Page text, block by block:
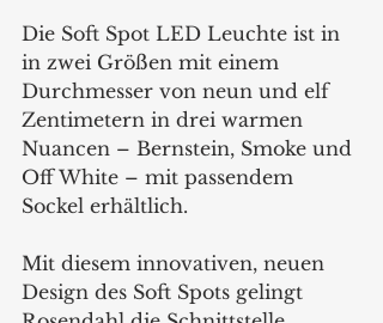
Die Soft Spot LED Leuchte ist in
in zwei Größen mit einem
Durchmesser von neun und elf
Zentimetern in drei warmen
Nuancen – Bernstein, Smoke und
Off White – mit passendem
Sockel erhältlich.
Mit diesem innovativen, neuen
Design des Soft Spots gelingt